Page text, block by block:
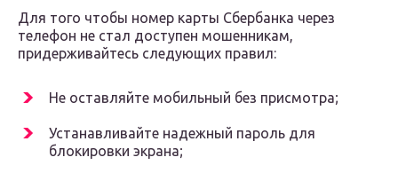
Для того чтобы номер карты Сбербанка через
телефон не стал доступен мошенникам,
придерживайтесь следующих правил:
Не оставляйте мобильный без присмотра;
Устанавливайте надежный пароль для
блокировки экрана;